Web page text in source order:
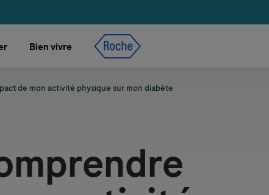
Bien vivre
de mon activité physique sur mon diabète